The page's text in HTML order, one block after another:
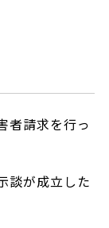
者請求を行っ
談が成立した